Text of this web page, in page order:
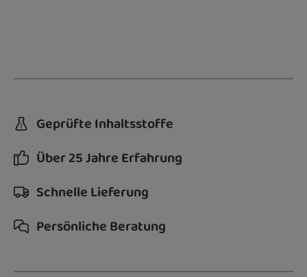
Geprüfte Inhaltsstoffe
Über 25 Jahre Erfahrung
Schnelle Lieferung
Persönliche Beratung